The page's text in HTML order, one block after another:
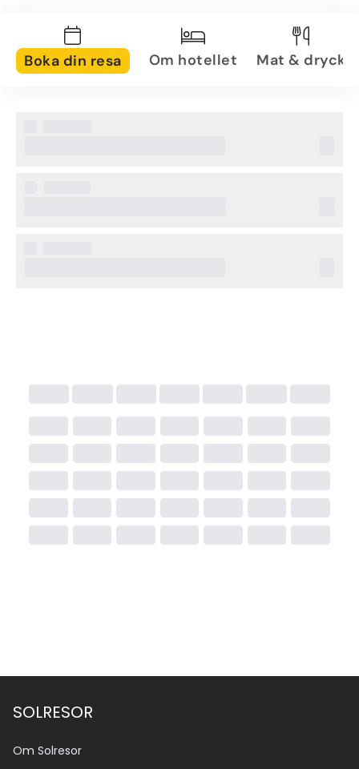
Boka din resa Om hotellet Mat & dryck
SOLRESOR
Om Solresor